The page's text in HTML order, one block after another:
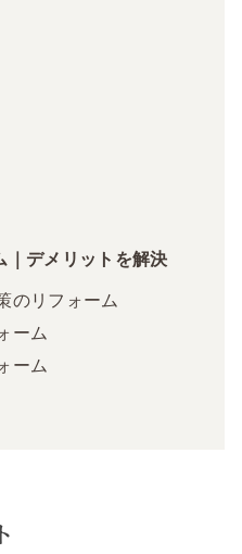
｜デメリットを解決
のリフォーム
ーム
ーム